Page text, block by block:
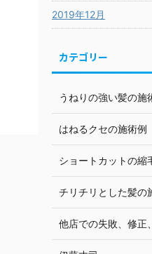
2019年12月
カテゴリー
うねりの強い髪の施
はねるクセの施術例
ショートカットの縮
チリチリとした髪の
他店での失敗、修正